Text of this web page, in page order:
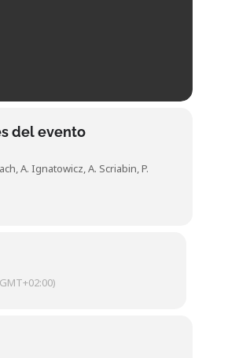
del evento
A. Ignatowicz, A. Scriabin, P.